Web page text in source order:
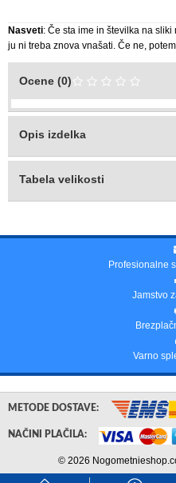
Nasveti: Če sta ime in številka na
ju ni treba znova vnašati. Če ne,
Ocene (0)
Opis izdelka
Tabela velikosti
Profesionalne
Jamstvo
Varno
METODE DOSTAVE:
NAČINI PLAČILA:
© 2026